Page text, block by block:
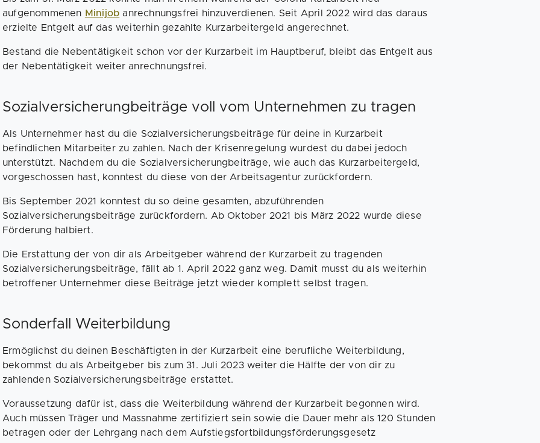
aufgenommenen Minijob anrechnungsfrei hinzuverdienen. Seit April 2022 wird das daraus
erzielte Entgelt auf das weiterhin gezahlte Kurzarbeitergeld angerechnet.
Bestand die Nebentätigkeit schon vor der Kurzarbeit im Hauptberuf, bleibt das Entgelt aus
der Nebentätigkeit weiter anrechnungsfrei.
Sozialversicherungbeiträge voll vom Unternehmen zu tragen
Als Unternehmer hast du die Sozialversicherungsbeiträge für deine in Kurzarbeit
befindlichen Mitarbeiter zu zahlen. Nach der Krisenregelung wurdest du dabei jedoch
unterstützt. Nachdem du die Sozialversicherungbeiträge, wie auch das Kurzarbeitergeld,
vorgeschossen hast, konntest du diese von der Arbeitsagentur zurückfordern.
Bis September 2021 konntest du so deine gesamten, abzuführenden
Sozialversicherungsbeiträge zurückfordern. Ab Oktober 2021 bis März 2022 wurde diese
Förderung halbiert.
Die Erstattung der von dir als Arbeitgeber während der Kurzarbeit zu tragenden
Sozialversicherungsbeiträge, fällt ab 1. April 2022 ganz weg. Damit musst du als weiterhin
betroffener Unternehmer diese Beiträge jetzt wieder komplett selbst tragen.
Sonderfall Weiterbildung
Ermöglichst du deinen Beschäftigten in der Kurzarbeit eine berufliche Weiterbildung,
bekommst du als Arbeitgeber bis zum 31. Juli 2023 weiter die Hälfte der von dir zu
zahlenden Sozialversicherungsbeiträge erstattet.
Voraussetzung dafür ist, dass die Weiterbildung während der Kurzarbeit begonnen wird.
Auch müssen Träger und Massnahme zertifiziert sein sowie die Dauer mehr als 120 Stunden
betragen oder der Lehrgang nach dem Aufstiegsfortbildungsförderungsgesetz